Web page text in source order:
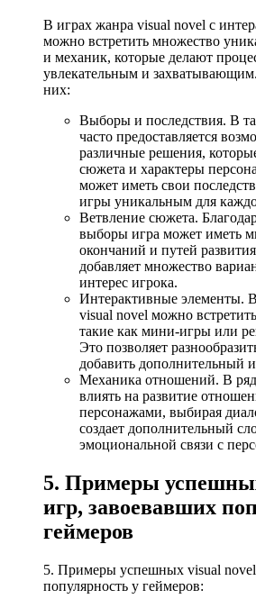
В играх жанра visual novel с
можно встретить множество
и механик, которые делают
увлекательным и
них:
Выборы и последствия. В
часто предоставляется
различные решения,
сюжета и характеры
может иметь свои
игры уникальным для
Ветвление сюжета.
выборы игра может иметь
окончаний и путей
добавляет множество
интерес игрока.
Интерактивные элементы.
visual novel можно
такие как мини-игры или
Это позволяет
добавить дополнительный
Механика отношений. В
влиять на развитие
персонажами, выбирая
создает дополнительный
эмоциональной связи с
5. Примеры
игр, завоевавших
геймеров
5. Примеры успешных visual novel
популярность у геймеров: